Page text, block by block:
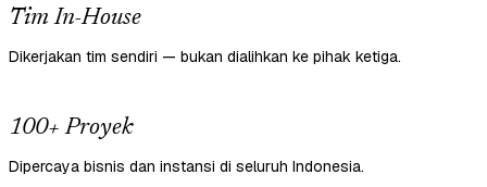
Tim In-House
Dikerjakan tim sendiri — bukan dialihkan ke pihak ketiga.
100+ Proyek
Dipercaya bisnis dan instansi di seluruh Indonesia.